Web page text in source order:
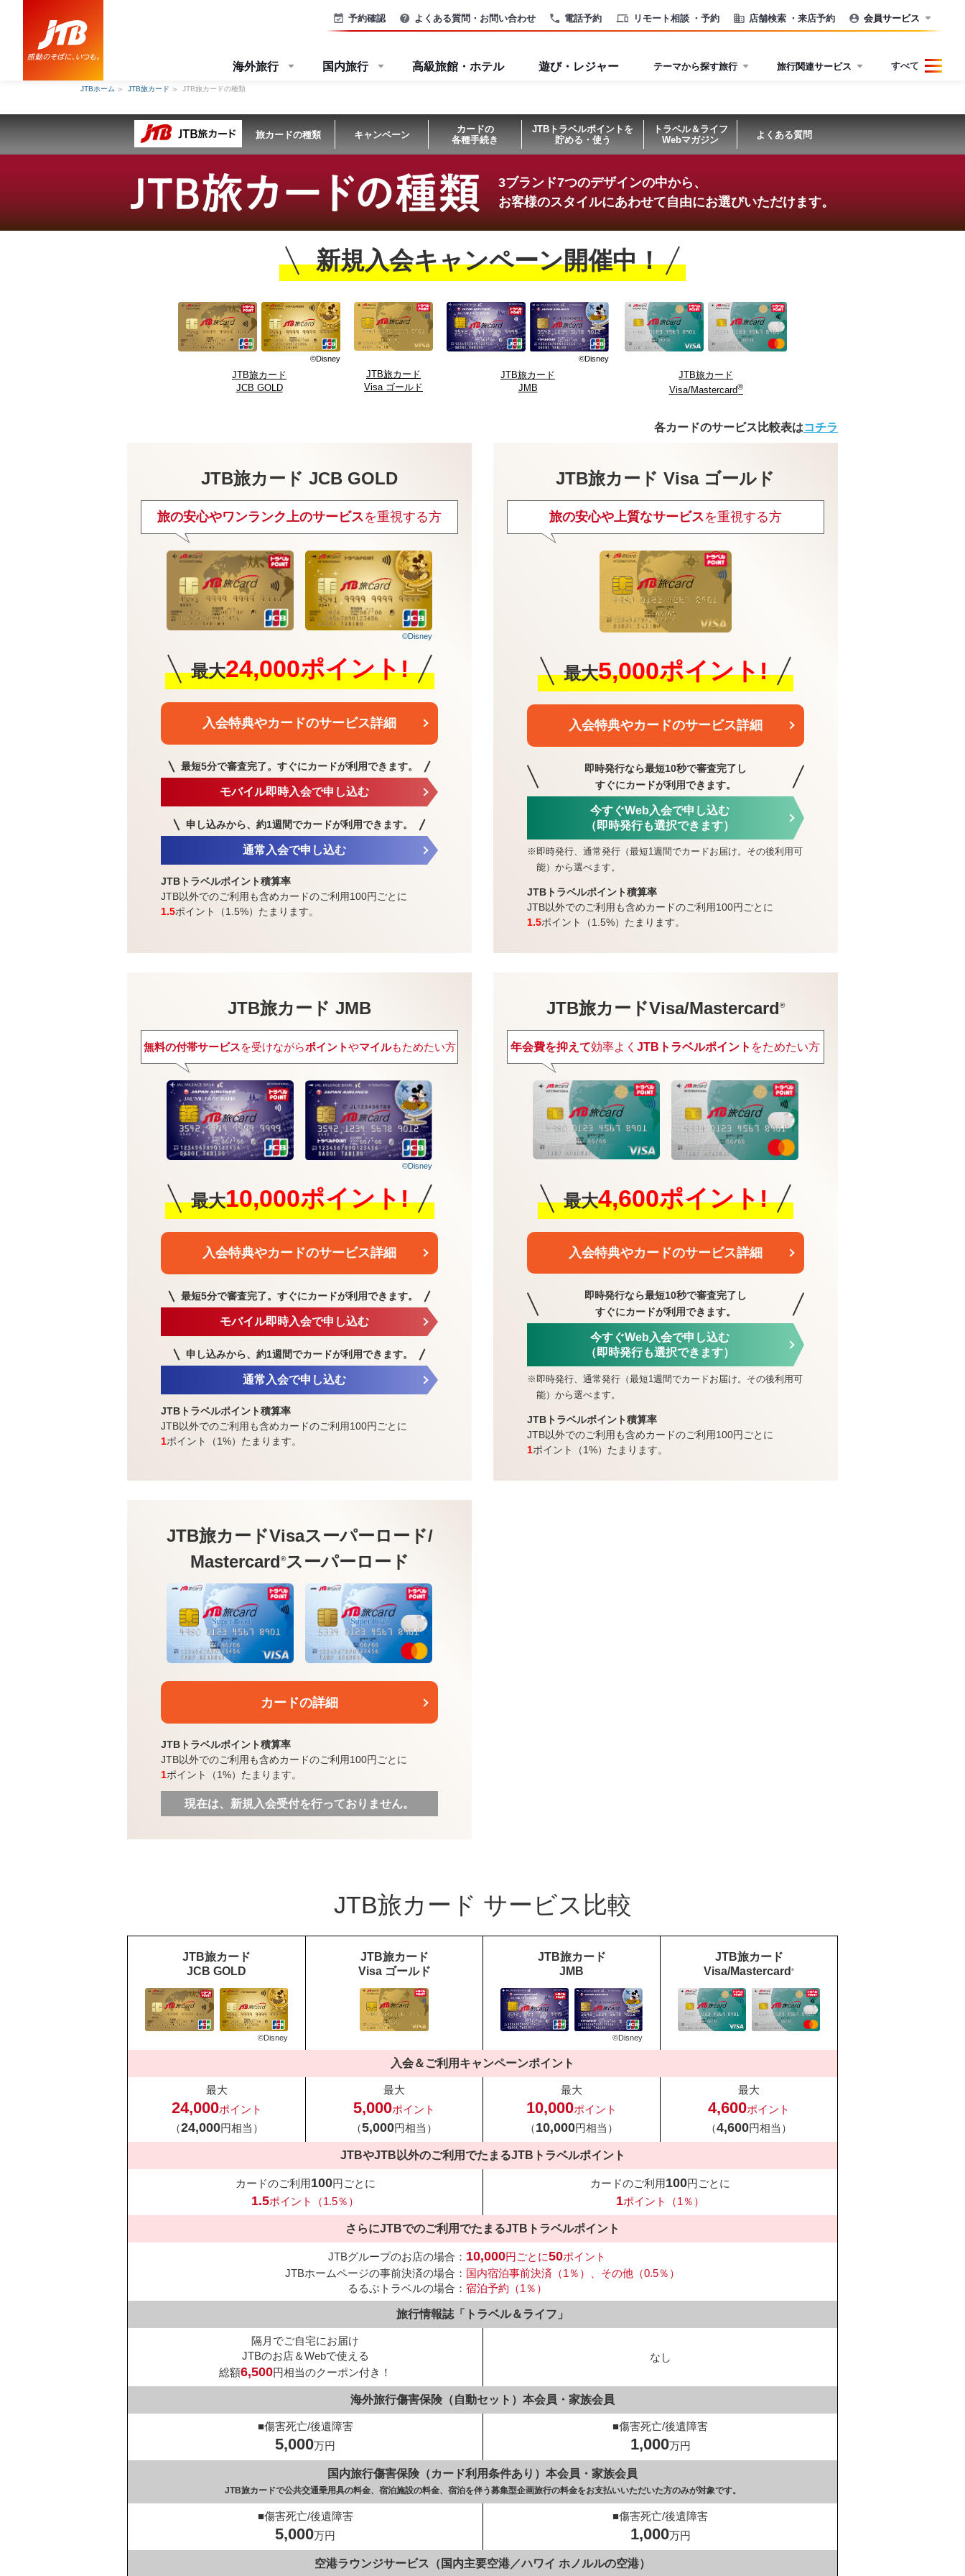
電話予約 リモート相談 ・予約 店舗検索 ・来店予約
予約確認 よくある質問・お問い合わせ 会員サービス
海外旅行 国内旅行 高級旅館・ホテル 遊び・レジャー テーマから探す旅行 旅行関連サービス すべて
JTBホーム JTB旅カード JTB旅カードの種類
旅カードの種類 キャンペーン
カードの
各種手続き
JTBトラベルポイントを
貯める・使う
トラベル＆ライフ
Webマガジン
よくある質問
3ブランド7つのデザインの中から、
お客様のスタイルにあわせて自由にお選びいただけます。
新規入会キャンペーン開催中！
©Disney
JTB旅カード
JCB GOLD
JTB旅カード
Visa ゴールド
©Disney
JTB旅カード
JMB
JTB旅カード
Visa/Mastercard®
各カードのサービス比較表はコチラ
JTB旅カード JCB GOLD
旅の安心やワンランク上のサービスを重視する方
©Disney
最大24,000ポイント!
入会特典やカードのサービス詳細
最短5分で審査完了。すぐにカードが利用できます。
モバイル即時入会で申し込む
申し込みから、約1週間でカードが利用できます。
通常入会で申し込む
JTBトラベルポイント積算率
JTB以外でのご利用も含めカードのご利用100円ごとに
1.5ポイント（1.5%）たまります。
JTB旅カード Visa ゴールド
旅の安心や上質なサービスを重視する方
最大5,000ポイント!
入会特典やカードのサービス詳細
即時発行なら最短10秒で審査完了し
すぐにカードが利用できます。
今すぐWeb入会で申し込む
（即時発行も選択できます）
※ 即時発行、通常発行（最短1週間でカードお届け。その後利用可
能）から選べます。
JTBトラベルポイント積算率
JTB以外でのご利用も含めカードのご利用100円ごとに
1.5ポイント（1.5%）たまります。
JTB旅カード JMB
無料の付帯サービスを受けながらポイントやマイルもためたい方
©Disney
最大10,000ポイント!
入会特典やカードのサービス詳細
最短5分で審査完了。すぐにカードが利用できます。
モバイル即時入会で申し込む
申し込みから、約1週間でカードが利用できます。
通常入会で申し込む
JTBトラベルポイント積算率
JTB以外でのご利用も含めカードのご利用100円ごとに
1ポイント（1%）たまります。
JTB旅カードVisa/Mastercard®
年会費を抑えて効率よくJTBトラベルポイント をためたい方
最大4,600ポイント!
入会特典やカードのサービス詳細
即時発行なら最短10秒で審査完了し
すぐにカードが利用できます。
今すぐWeb入会で申し込む
（即時発行も選択できます）
※ 即時発行、通常発行（最短1週間でカードお届け。その後利用可
能）から選べます。
JTBトラベルポイント積算率
JTB以外でのご利用も含めカードのご利用100円ごとに
1ポイント（1%）たまります。
JTB旅カードVisaスーパーロード/
Mastercard®スーパーロード
カードの詳細
JTBトラベルポイント積算率
JTB以外でのご利用も含めカードのご利用100円ごとに
1ポイント（1%）たまります。
現在は、新規入会受付を行っておりません。
JTB旅カード サービス比較
JTB旅カード
JCB GOLD
©Disney
JTB旅カード
Visa ゴールド
JTB旅カード
JMB
©Disney
JTB旅カード
Visa/Mastercard ®
入会＆ご利用キャンペーンポイント
最大
24,000ポイント
（24,000円相当）
最大
5,000ポイント
（5,000円相当）
最大
10,000ポイント
（10,000円相当）
最大
4,600ポイント
（4,600円相当）
JTBやJTB以外のご利用でたまるJTBトラベルポイント
カードのご利用100円ごとに
1.5ポイント（1.5％）
カードのご利用100円ごとに
1ポイント（1％）
さらにJTBでのご利用でたまるJTBトラベルポイント
JTBグループのお店の場合： 10,000円ごとに50ポイント
JTBホームページの事前決済の場合： 国内宿泊事前決済（1％）、その他（0.5％）
るるぶトラベルの場合： 宿泊予約（1％）
旅行情報誌「トラベル＆ライフ」
隔月でご自宅にお届け
JTBのお店＆Webで使える
総額6,500円相当のクーポン付き！
なし
海外旅行傷害保険（自動セット） 本会員・家族会員
■傷害死亡/後遺障害
5,000万円
■傷害死亡/後遺障害
1,000万円
国内旅行傷害保険（カード利用条件あり） 本会員・家族会員
JTB旅カードで公共交通乗用具の料金、 宿泊施設の料金、 宿泊を伴う募集型企画旅行の料金をお支払いいただいた方のみが対象です。
■傷害死亡/後遺障害
5,000万円
■傷害死亡/後遺障害
1,000万円
空港ラウンジサービス （国内主要空港／ハワイ ホノルルの空港）